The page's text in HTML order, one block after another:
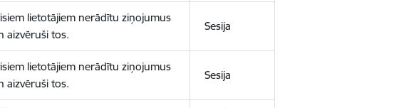
lietotājiem nerādītu ziņojumus
aizvēruši tos.
Sesija
lietotājiem nerādītu ziņojumus
aizvēruši tos.
Sesija